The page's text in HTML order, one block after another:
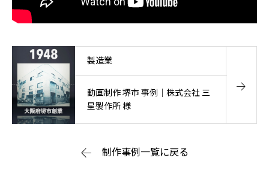
動画制作 堺市 事例｜株式会社 三
星製作所 様
製造業
制作事例一覧に戻る